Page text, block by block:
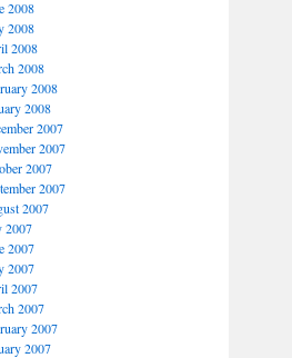
2008
2008
2008
2008
2008
2008
2007
2007
2007
2007
2007
2007
2007
2007
2007
2007
2007
2007